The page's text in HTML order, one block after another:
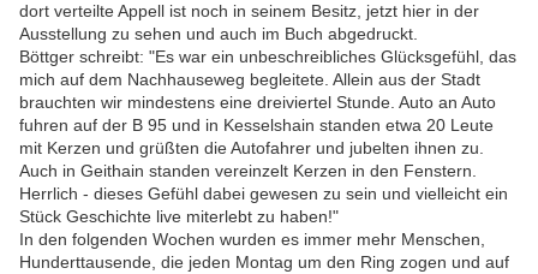
dort verteilte Appell ist noch in seinem Besitz, jetzt hier in der
Ausstellung zu sehen und auch im Buch abgedruckt.
Böttger schreibt: "Es war ein unbeschreibliches Glücksgefühl, das
mich auf dem Nachhauseweg begleitete. Allein aus der Stadt
brauchten wir mindestens eine dreiviertel Stunde. Auto an Auto
fuhren auf der B 95 und in Kesselshain standen etwa 20 Leute
mit Kerzen und grüßten die Autofahrer und jubelten ihnen zu.
Auch in Geithain standen vereinzelt Kerzen in den Fenstern.
Herrlich - dieses Gefühl dabei gewesen zu sein und vielleicht ein
Stück Geschichte live miterlebt zu haben!"
In den folgenden Wochen wurden es immer mehr Menschen,
Hunderttausende, die jeden Montag um den Ring zogen und auf